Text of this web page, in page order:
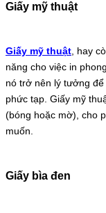
Giấy mỹ thuật
Giấy mỹ thuật , hay
năng cho việc in
nó trở nên lý tưởng
phức tạp. Giấy mỹ
(bóng hoặc mờ), cho
muốn.
Giấy bìa đen